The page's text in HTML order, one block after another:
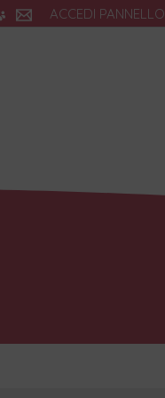
ACCEDI PANNELLO